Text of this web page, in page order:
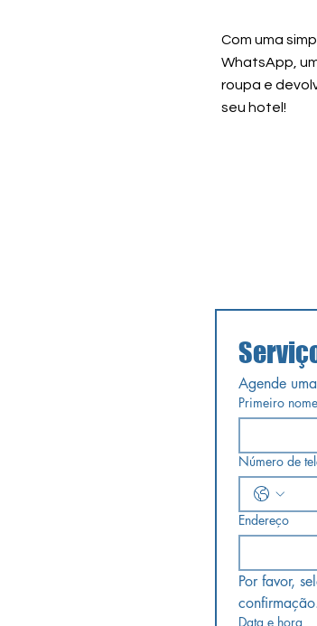
Com uma
WhatsApp,
roupa e
seu hotel!
Agende
Primeiro nome
Número de
Endereço
Por favor,
Data e hora